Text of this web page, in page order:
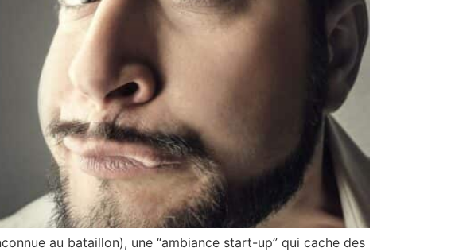
au bataillon), une “ambiance start-up” qui cache des